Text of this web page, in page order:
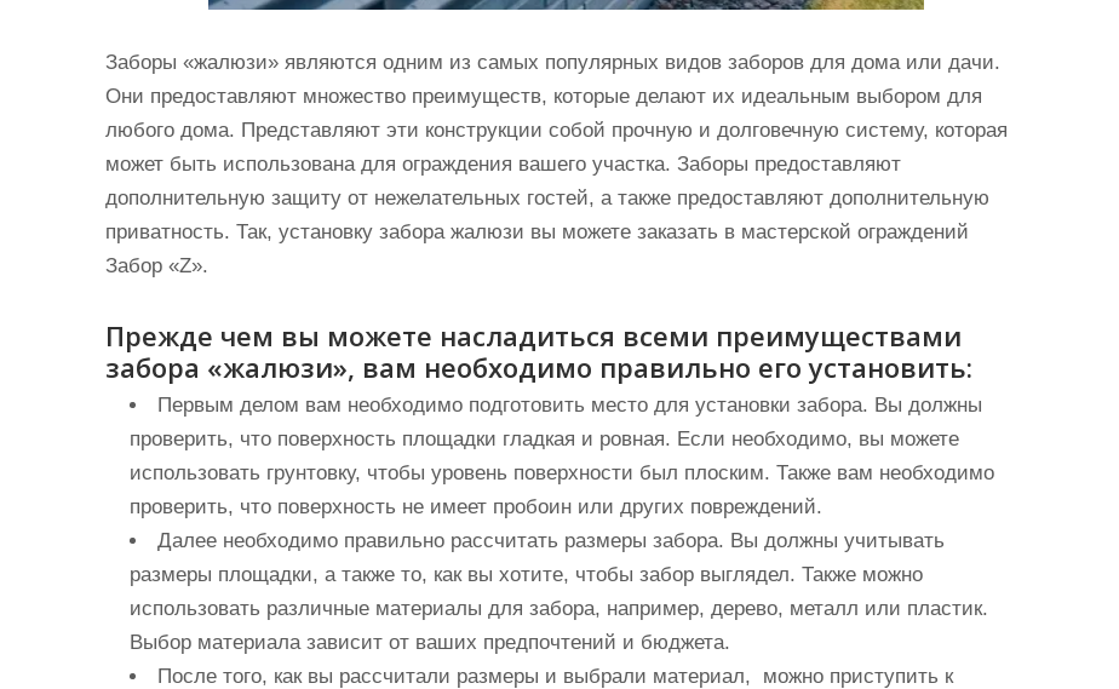
Заборы «жалюзи» являются одним из самых популярных видов заборов для дома или дачи.
Они предоставляют множество преимуществ, которые делают их идеальным выбором для
любого дома. Представляют эти конструкции собой прочную и долговечную систему, которая
может быть использована для ограждения вашего участка. Заборы предоставляют
дополнительную защиту от нежелательных гостей, а также предоставляют дополнительную
приватность. Так, установку забора жалюзи вы можете заказать в мастерской ограждений
Забор «Z».
Прежде чем вы можете насладиться всеми преимуществами
забора «жалюзи», вам необходимо правильно его установить:
Первым делом вам необходимо подготовить место для установки забора. Вы должны
проверить, что поверхность площадки гладкая и ровная. Если необходимо, вы можете
использовать грунтовку, чтобы уровень поверхности был плоским. Также вам необходимо
проверить, что поверхность не имеет пробоин или других повреждений.
Далее необходимо правильно рассчитать размеры забора. Вы должны учитывать
размеры площадки, а также то, как вы хотите, чтобы забор выглядел. Также можно
использовать различные материалы для забора, например, дерево, металл или пластик.
Выбор материала зависит от ваших предпочтений и бюджета.
После того, как вы рассчитали размеры и выбрали материал, можно приступить к